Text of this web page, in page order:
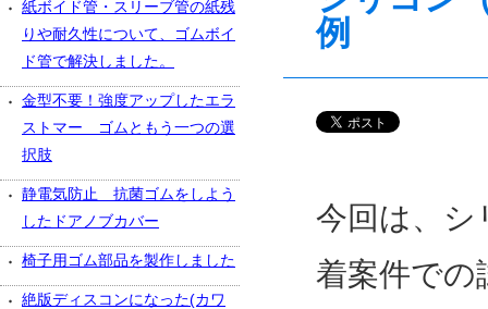
例
今回は、シ
着案件での
紙ボイド管・スリーブ管の紙残
りや耐久性について、ゴムボイ
ド管で解決しました。
金型不要！強度アップしたエラ
ストマー ゴムともう一つの選
択肢
静電気防止 抗菌ゴムをしよう
したドアノブカバー
椅子用ゴム部品を製作しました
絶版ディスコンになった(カワ